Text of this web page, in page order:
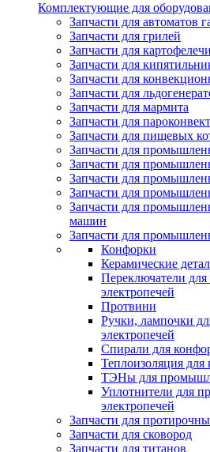
Комплектующие для
Запчасти для автоматов
Запчасти для грилей
Запчасти для
Запчасти для
Запчасти для
Запчасти для
Запчасти для мармита
Запчасти для
Запчасти для пищевых
Запчасти для
Запчасти для
Запчасти для
Запчасти для
Запчасти для
машин
Запчасти для
Конфорки
Керамические
Переключатели
электропечей
Протвини
Ручки, лампочки
электропечей
Спирали для
Теплоизоляция для
ТЭНы для
Уплотнители для
электропечей
Запчасти для
Запчасти для сковород
Запчасти для титанов